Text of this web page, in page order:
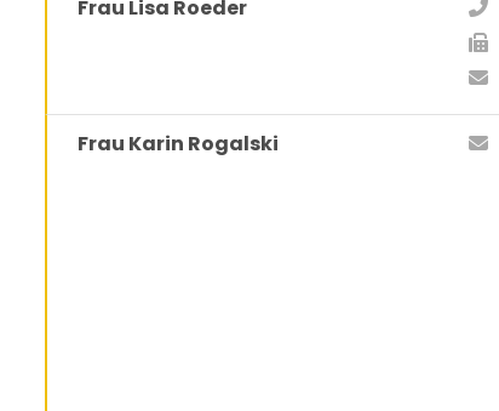
Frau Lisa Roeder
Frau Karin Rogalski